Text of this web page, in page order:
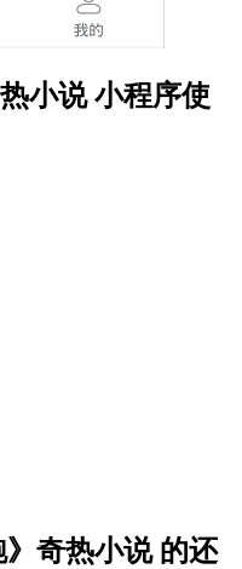
小说 小程序使
奇热小说 的还